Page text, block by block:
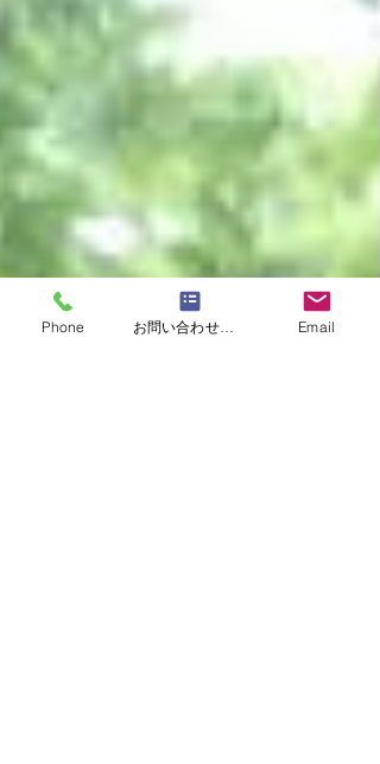
根の上に設置しているソーラーパネル。 屋
根とソーラーパネルの間の空間。...
Phone お問い合わせフォーム Email